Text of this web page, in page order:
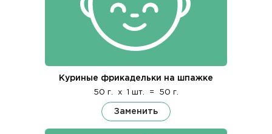
Куриные фрикадельки на шпажке
50 г. x 1 шт. = 50 г.
Заменить